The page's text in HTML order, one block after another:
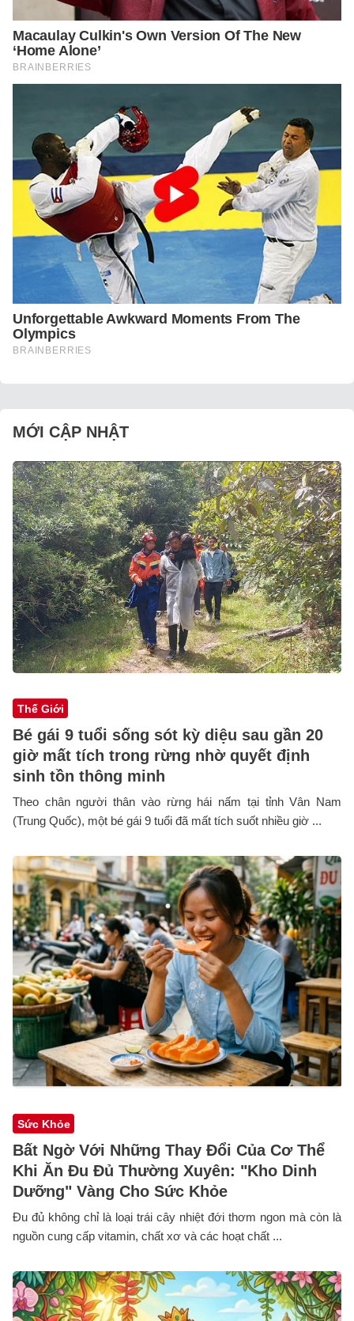
MỚI CẬP NHẬT
Thế Giới
Bé gái 9 tuổi sống sót kỳ diệu sau gần 20
giờ mất tích trong rừng nhờ quyết định
sinh tồn thông minh
Theo chân người thân vào rừng hái nấm tại tỉnh Vân Nam
(Trung Quốc), một bé gái 9 tuổi đã mất tích suốt nhiều giờ ...
Sức Khỏe
Bất Ngờ Với Những Thay Đổi Của Cơ Thể
Khi Ăn Đu Đủ Thường Xuyên: "Kho Dinh
Dưỡng" Vàng Cho Sức Khỏe
Đu đủ không chỉ là loại trái cây nhiệt đới thơm ngon mà còn là
nguồn cung cấp vitamin, chất xơ và các hoạt chất ...